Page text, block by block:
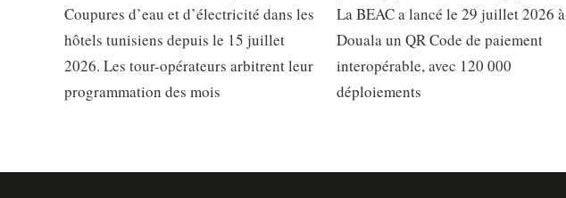
Coupures d’eau et d’électricité dans les
hôtels tunisiens depuis le 15 juillet
2026. Les tour-opérateurs arbitrent leur
programmation des mois
La BEAC a lancé le 29 juillet 2026 à
Douala un QR Code de paiement
interopérable, avec 120 000
déploiements